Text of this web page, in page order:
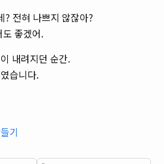
? 전혀 나쁘지 않잖아?
좋겠어.
내려지던 순간.
습니다.
기